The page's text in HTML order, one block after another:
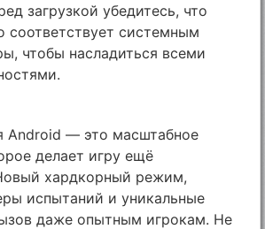
загрузкой убедитесь, что
соответствует системным
чтобы насладиться всеми
Android — это масштабное
делает игру ещё
хардкорный режим,
испытаний и уникальные
даже опытным игрокам. Не